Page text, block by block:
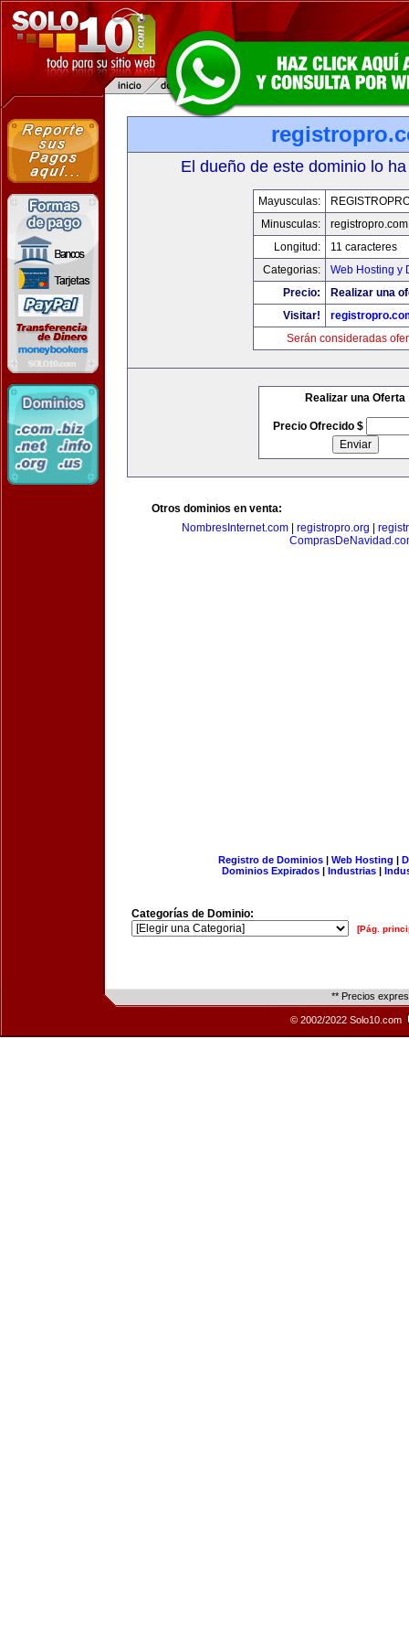
El dueño de este dominio lo
Mayusculas:
Minusculas:
registropro.com
Longitud:
11 caracteres
Categorias:
Web Hosting y
Precio:
Realizar una
Visitar!
Serán consideradas
Realizar una Oferta
Precio Ofrecido $
Otros dominios en venta:
NombresInternet.com
registropro.org
Registro de Dominios| Web Hosting |
Dominios Expirados | Industrias |
Categorías de Dominio:
[Pág.
** Precios
© 2002/2022 Solo10.com